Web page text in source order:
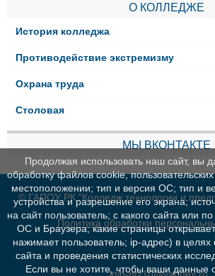
О КОЛЛЕДЖЕ
История колледжа
Противодействие экстремизму
Охрана труда
Столовая
МЫ ВКОНТАКТЕ
© ГАПОУ РК "Колледж технологии и
Политика обработки
Продолжая использовать наш сайт, вы
обработку файлов cookie,
местоположении; тип и версия ОС; тип и
устройства и разрешение его экрана;
на сайт пользователь; с какого сайта или
ОС и Браузера; какие страницы
нажимает пользователь; ip-адрес) в
сайта и проведения статистических
Если вы не хотите, чтобы ваши данные